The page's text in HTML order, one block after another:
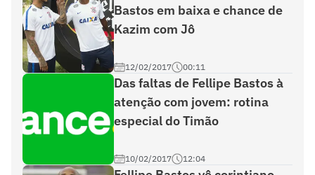
Bastos em baixa e chance de
Kazim com Jô
12/02/2017 00:11
Das faltas de Fellipe Bastos à
atenção com jovem: rotina
especial do Timão
10/02/2017 12:04